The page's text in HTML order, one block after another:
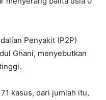
Penyakit (P2P)
Ghani, menyebutkan
kasus, dari jumlah itu,